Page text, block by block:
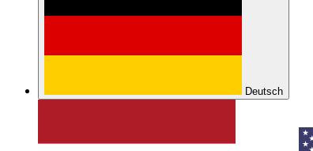
Deutsch